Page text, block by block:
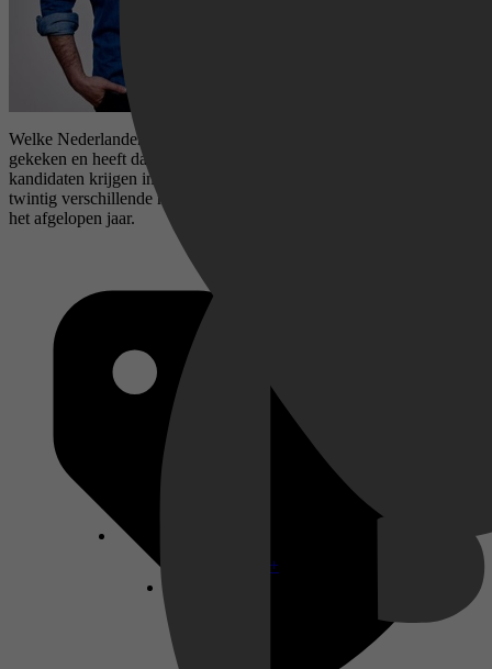
Disney+
Welke Nederlander heeft het afgelopen jaar de meeste uren televisie
gekeken en heeft daar nog het meeste van onthouden? Honderd
kandidaten krijgen in de grootste quizhuiskamer van Nederland
twintig verschillende meerkeuzevragen over televisiemomenten uit
het afgelopen jaar.